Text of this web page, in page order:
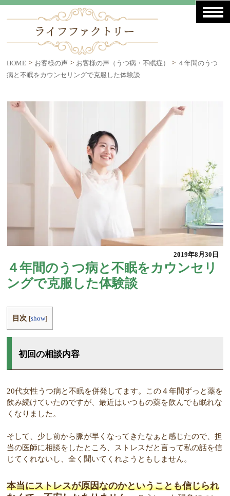
HOME > お客様の声 > お客様の声（うつ病・不眠症） > ４年間のうつ
病と不眠をカウンセリングで克服した体験談
2019年8月30日
４年間のうつ病と不眠をカウンセリ
ングで克服した体験談
目次 [show]
初回の相談内容
20代女性うつ病と不眠を併発してます。この４年間ずっと薬を
飲み続けていたのですが、最近はいつもの薬を飲んでも眠れな
くなりました。
そして、少し前から脈が早くなってきたなぁと感じたので、担
当の医師に相談をしたところ、ストレスだと言って私の話を信
じてくれないし、全く聞いてくれようともしません。
本当にストレスが原因なのかということも信じられ